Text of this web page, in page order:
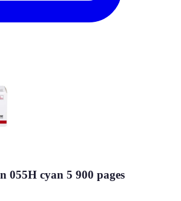
055H cyan 5 900 pages